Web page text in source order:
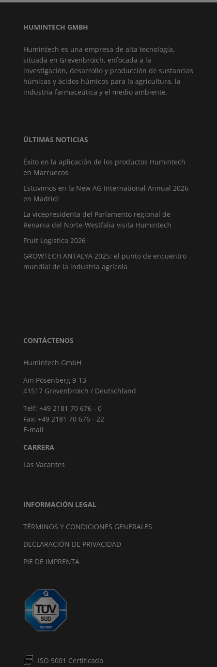
HUMINTECH GMBH
Humintech es una empresa de alta tecnología,
situada en Grevenbroich, enfocada a la
investigación, desarrollo y producción de sustancias
húmicas y ácidos húmicos para la agricultura, la
industria farmaceútica y el medio ambiente.
ÚLTIMAS NOTICIAS
Éxito en la aplicación de los productos Humintech
en Marruecos
Estuvimos en la New AG International Annual 2026
en Madrid!
La vicepresidenta del Parlamento regional de
Renania del Norte-Westfalia visita Humintech
Fruit Logistica 2026
GROWTECH ANTALYA 2025: el punto de encuentro
mundial de la industria agrícola
CONTÁCTENOS
Humintech GmbH
Am Pösenberg 9-13
41517 Grevenbroich / Deutschland
Telf: +49 2181 70 676 - 0
Fax: +49 2181 70 676 - 22
E-mail
CARRERA
Las Vacantes
INFORMACIÓN LEGAL
TÉRMINOS Y CONDICIONES GENERALES
DECLARACIÓN DE PRIVACIDAD
PIE DE IMPRENTA
ISO 9001 Certificado